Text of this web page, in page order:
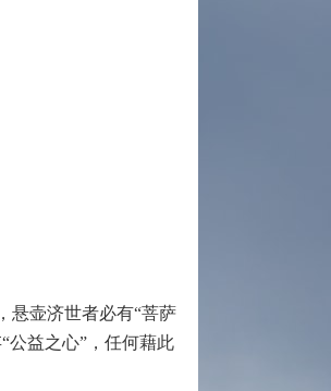
悬壶济世者必有“菩萨
公益之心”，任何藉此